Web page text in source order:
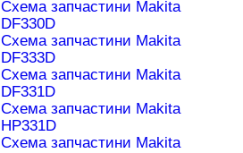
Схема запчастини Makita
DF330D
Схема запчастини Makita
DF333D
Схема запчастини Makita
DF331D
Схема запчастини Makita
HP331D
Схема запчастини Makita